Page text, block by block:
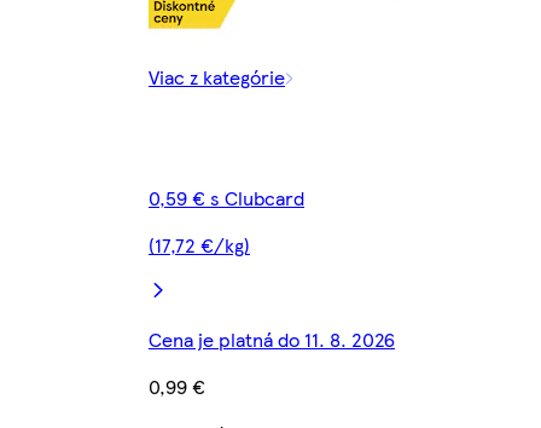
Viac z kategórie
0,59 € s Clubcard
(17,72 €/kg)
Cena je platná do 11. 8. 2026
0,99 €